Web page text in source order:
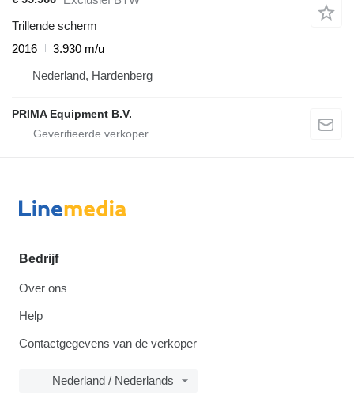
Trillende scherm
2016
3.930 m/u
Nederland, Hardenberg
PRIMA Equipment B.V.
Bedrijf
Over ons
Help
Contactgegevens van de verkoper
Nederland / Nederlands